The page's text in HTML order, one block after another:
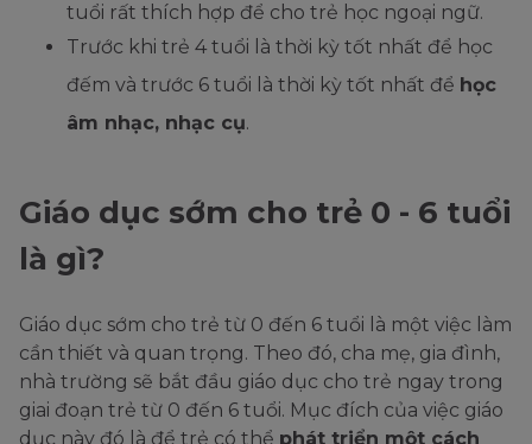
tuổi rất thích hợp để cho trẻ học ngoại ngữ.
Trước khi trẻ 4 tuổi là thời kỳ tốt nhất để học
đếm và trước 6 tuổi là thời kỳ tốt nhất để học
âm nhạc, nhạc cụ.
Giáo dục sớm cho trẻ 0 - 6 tuổi
là gì?
Giáo dục sớm cho trẻ từ 0 đến 6 tuổi là một việc làm
cần thiết và quan trọng. Theo đó, cha mẹ, gia đình,
nhà trường sẽ bắt đầu giáo dục cho trẻ ngay trong
giai đoạn trẻ từ 0 đến 6 tuổi. Mục đích của việc giáo
dục này đó là để trẻ có thể phát triển một cách